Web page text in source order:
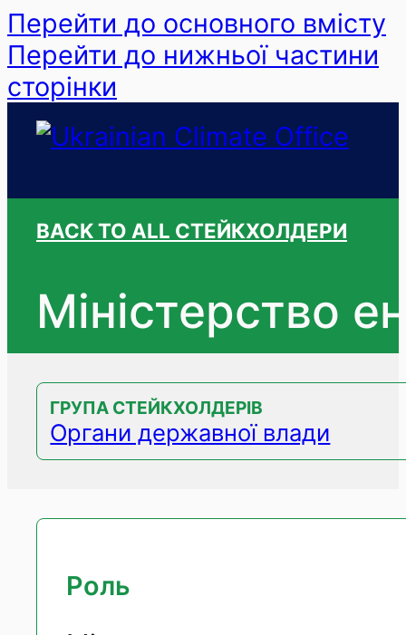
Перейти до основного вмісту
Перейти до нижньої частини
сторінки
BACK TO ALL СТЕЙКХОЛДЕРИ
Міністерство
ГРУПА СТЕЙКХОЛДЕРІВ
Органи державної влади
Роль